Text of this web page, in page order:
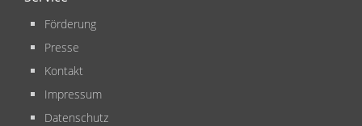
Förderung
Presse
Kontakt
Impressum
Datenschutz